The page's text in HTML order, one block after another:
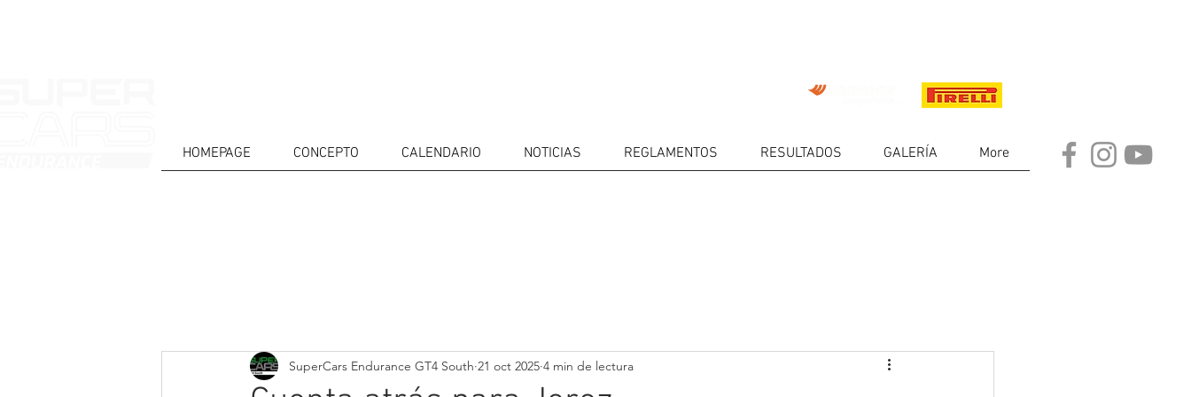
HOMEPAGE CONCEPTO CALENDARIO NOTICIAS REGLAMENTOS RESULTADOS GALERÍA More
SuperCars Endurance GT4 South 21 oct 2025 4 min de lectura